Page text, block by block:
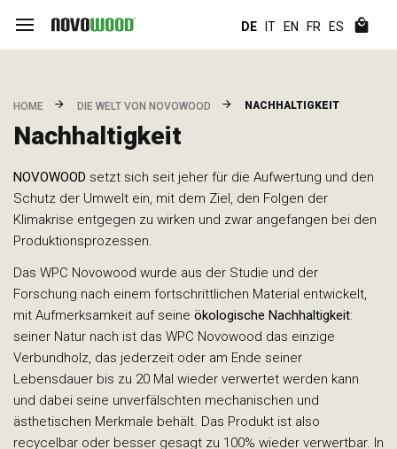
DE IT EN FR ES
HOME DIE WELT VON NOVOWOOD NACHHALTIGKEIT
Nachhaltigkeit
NOVOWOOD setzt sich seit jeher für die Aufwertung und den
Schutz der Umwelt ein, mit dem Ziel, den Folgen der
Klimakrise entgegen zu wirken und zwar angefangen bei den
Produktionsprozessen.
Das WPC Novowood wurde aus der Studie und der
Forschung nach einem fortschrittlichen Material entwickelt,
mit Aufmerksamkeit auf seine ökologische Nachhaltigkeit:
seiner Natur nach ist das WPC Novowood das einzige
Verbundholz, das jederzeit oder am Ende seiner
Lebensdauer bis zu 20 Mal wieder verwertet werden kann
und dabei seine unverfälschten mechanischen und
ästhetischen Merkmale behält. Das Produkt ist also
recycelbar oder besser gesagt zu 100% wieder verwertbar. In